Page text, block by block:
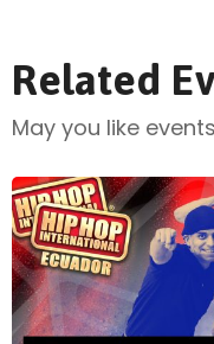
Related
May you like events